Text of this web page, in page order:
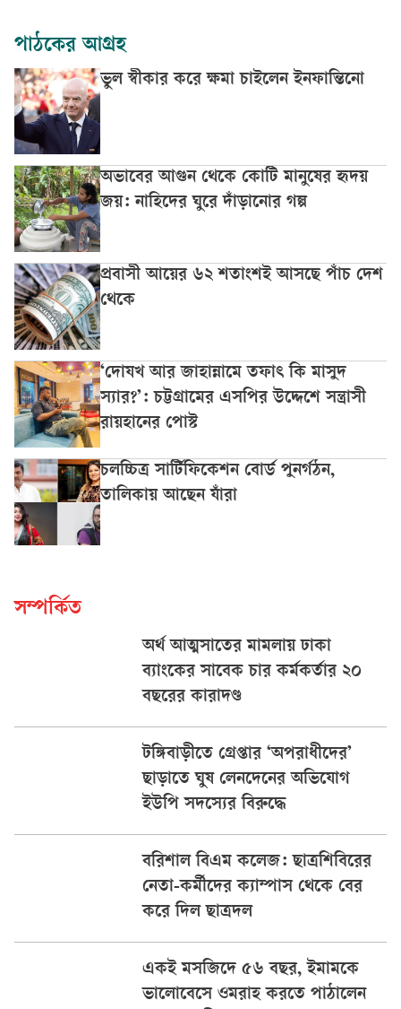
পাঠকের আগ্রহ
ভুল স্বীকার করে ক্ষমা চাইলেন ইনফান্তিনো
অভাবের আগুন থেকে কোটি মানুষের হৃদয়
জয়: নাহিদের ঘুরে দাঁড়ানোর গল্প
প্রবাসী আয়ের ৬২ শতাংশই আসছে পাঁচ দেশ
থেকে
‘দোযখ আর জাহান্নামে তফাৎ কি মাসুদ
স্যার?’: চট্টগ্রামের এসপির উদ্দেশে সন্ত্রাসী
রায়হানের পোস্ট
চলচ্চিত্র সার্টিফিকেশন বোর্ড পুনর্গঠন,
তালিকায় আছেন যাঁরা
সম্পর্কিত
অর্থ আত্মসাতের মামলায় ঢাকা
ব্যাংকের সাবেক চার কর্মকর্তার ২০
বছরের কারাদণ্ড
টঙ্গিবাড়ীতে গ্রেপ্তার ‘অপরাধীদের’
ছাড়াতে ঘুষ লেনদেনের অভিযোগ
ইউপি সদস্যের বিরুদ্ধে
বরিশাল বিএম কলেজ: ছাত্রশিবিরের
নেতা-কর্মীদের ক্যাম্পাস থেকে বের
করে দিল ছাত্রদল
একই মসজিদে ৫৬ বছর, ইমামকে
ভালোবেসে ওমরাহ করতে পাঠালেন